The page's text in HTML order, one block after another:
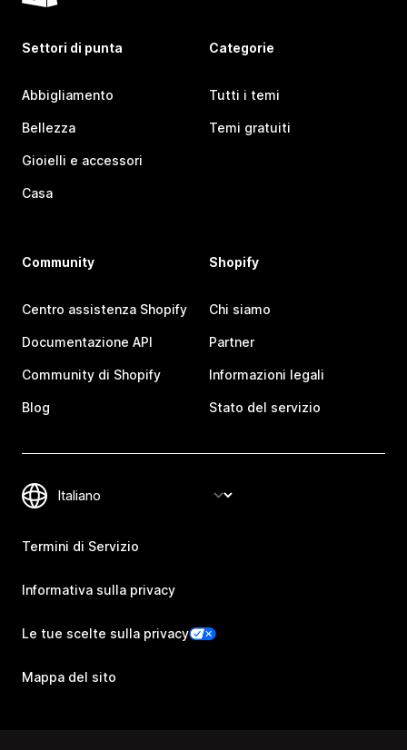
Settori di punta
Abbigliamento
Bellezza
Gioielli e accessori
Casa
Categorie
Tutti i temi
Temi gratuiti
Community
Centro assistenza Shopify
Documentazione API
Community di Shopify
Blog
Shopify
Chi siamo
Partner
Informazioni legali
Stato del servizio
Termini di Servizio
Informativa sulla privacy
Le tue scelte sulla privacy
Mappa del sito